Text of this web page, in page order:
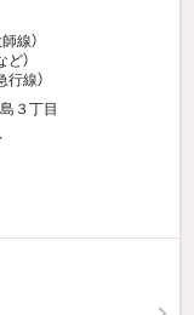
線）
ど）
行線）
３丁目